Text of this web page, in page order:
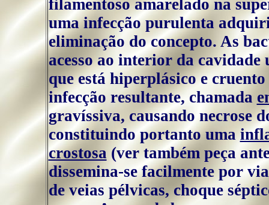
filamentoso amarelado na
uma infecção purulenta
eliminação do concepto. As
acesso ao interior da
que está hiperplásico e
infecção resultante, chamada
gravíssiva, causando necrose
constituindo portanto uma
crostosa (ver também peça
dissemina-se facilmente por
de veias pélvicas, choque